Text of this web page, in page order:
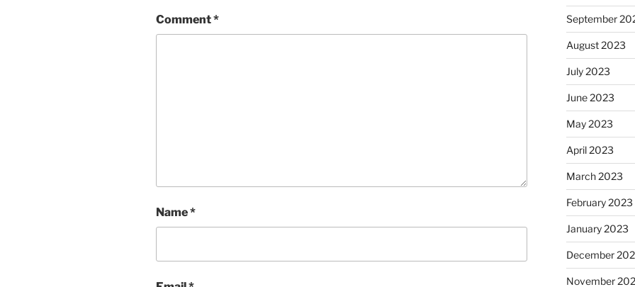
Comment*
Name*
September
August 2023
July 2023
June 2023
May 2023
April 2023
March 2023
February 2023
January 2023
December
November